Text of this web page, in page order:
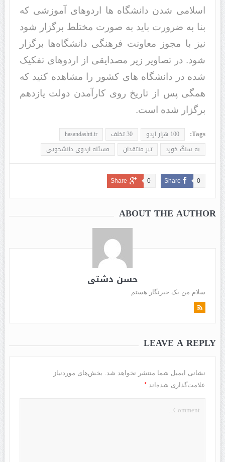
اسلامی شدن دانشگاه ها اردوهای آموزشی که
بنا به ضرورت باید به صورت مختلط برگزار شود
نیز با مجوز معاونت فرهنگی دانشگاه‌ها برگزار
شود. در تصاویر زیر مصدایقی از اردوهای تفکیک
شده در دانشگاه های کشور را مشاهده کنید که
همگی پس از تاریخ روی کارآمدن دولت یازدهم
برگزار شده است.
Tags: 100 هزار اردو 30 تخلف
hasandashti.ir
به سنگ خورد
تیر منتقدان مسئله اردوی دانشجویی
Share 0
Share 0
ABOUT THE AUTHOR
حسن دشتی
سلام من یک خبرنگار هستم
LEAVE A REPLY
نشانی ایمیل شما منتشر نخواهد شد. بخش‌های موردنیاز
علامت‌گذاری شده‌اند *